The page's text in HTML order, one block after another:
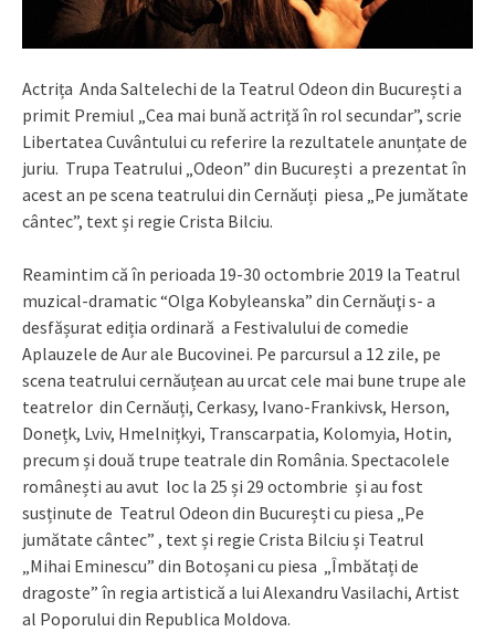
Actrița Anda Saltelechi de la Teatrul Odeon din București a
primit Premiul „Cea mai bună actriță în rol secundar”, scrie
Libertatea Cuvântului cu referire la rezultatele anunțate de
juriu. Trupa Teatrului „Odeon” din București a prezentat în
acest an pe scena teatrului din Cernăuți piesa „Pe jumătate
cântec”, text și regie Crista Bilciu.
Reamintim că în perioada 19-30 octombrie 2019 la Teatrul
muzical-dramatic “Olga Kobyleanska” din Cernăuţi s- a
desfășurat ediția ordinară a Festivalului de comedie
Aplauzele de Aur ale Bucovinei. Pe parcursul a 12 zile, pe
scena teatrului cernăuțean au urcat cele mai bune trupe ale
teatrelor din Cernăuți, Cerkasy, Ivano-Frankivsk, Herson,
Donețk, Lviv, Hmelnițkyi, Transcarpatia, Kolomyia, Hotin,
precum și două trupe teatrale din România. Spectacolele
românești au avut loc la 25 și 29 octombrie și au fost
susținute de Teatrul Odeon din București cu piesa „Pe
jumătate cântec” , text și regie Crista Bilciu și Teatrul
„Mihai Eminescu” din Botoșani cu piesa „Îmbătați de
dragoste” în regia artistică a lui Alexandru Vasilachi, Artist
al Poporului din Republica Moldova.